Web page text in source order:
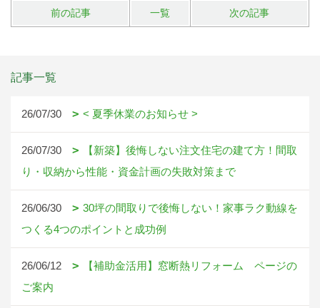
前の記事 一覧 次の記事
記事一覧
26/07/30 < 夏季休業のお知らせ >
26/07/30
【新築】後悔しない注文住宅の建て方！間取
り・収納から性能・資金計画の失敗対策まで
26/06/30
30坪の間取りで後悔しない！家事ラク動線を
つくる4つのポイントと成功例
26/06/12
【補助金活用】窓断熱リフォーム ページの
ご案内